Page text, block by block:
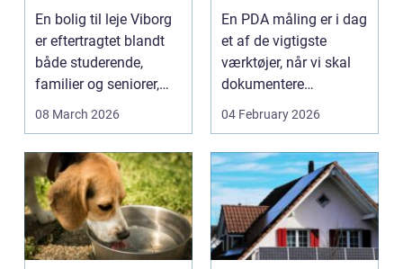
lejlighed
En bolig til leje Viborg
er eftertragtet blandt
både studerende,
familier og seniorer,
fordi b...
08 March 2026
dokumenteret
bæreevne
En PDA måling er i dag
et af de vigtigste
værktøjer, når vi skal
dokumentere
bæreevnen af pæle til
04 February 2026